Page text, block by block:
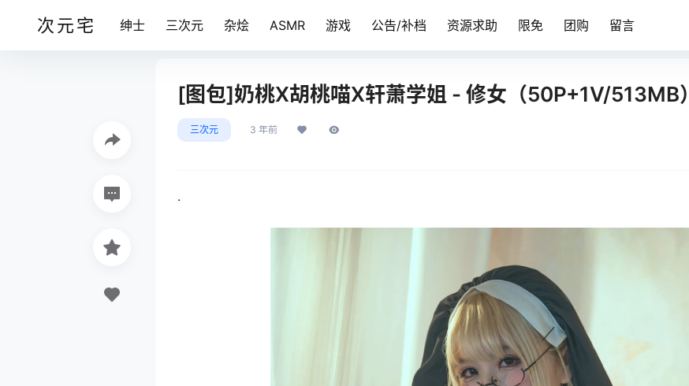
次元宅 绅士 三次元 杂烩 ASMR 游戏 公告/补档 资源求助 限免 团购 留言
[图包]奶桃X胡桃喵X轩萧学姐 - 修女（50P+1V/513MB）
三次元 3 年前
.